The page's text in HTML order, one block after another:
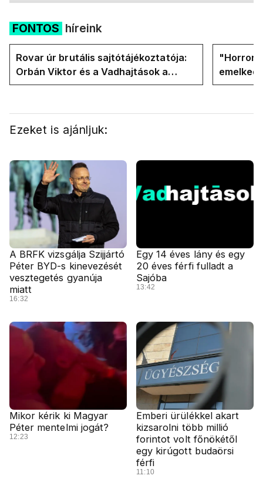
FONTOS híreink
Rovar úr brutális sajtótájékoztatója:
Orbán Viktor és a Vadhajtások a
felelős a kialakult helyzetért
"Horror
oldalán
Ezeket is ajánljuk:
A BRFK vizsgálja Szijjártó
Péter BYD-s kinevezését
vesztegetés gyanúja
miatt
16:32
Egy 14 éves lány és egy
20 éves férfi fulladt a
Sajóba
13:42
Mikor kérik ki Magyar
Péter mentelmi jogát?
12:23
Emberi ürülékkel akart
kizsarolni több millió
forintot volt főnökétől
egy kirúgott budaörsi
férfi
11:10